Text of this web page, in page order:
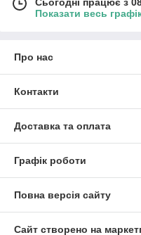
Показати весь
Про нас
Контакти
Доставка та оплата
Графік роботи
Повна версія сайту
Сайт створено на